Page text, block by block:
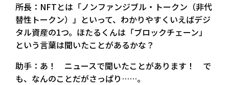
所長：NFTとは「ノンファンジブル・トークン（非代
替性トークン）」といって、わかりやすくいえばデジ
タル資産の1つ。ほたるくんは「ブロックチェーン」
という言葉は聞いたことがあるかな？
助手：あ！ ニュースで聞いたことがあります！ で
も、なんのことだがさっぱり……。